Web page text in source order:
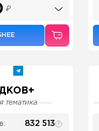
₽
тематика
832 513